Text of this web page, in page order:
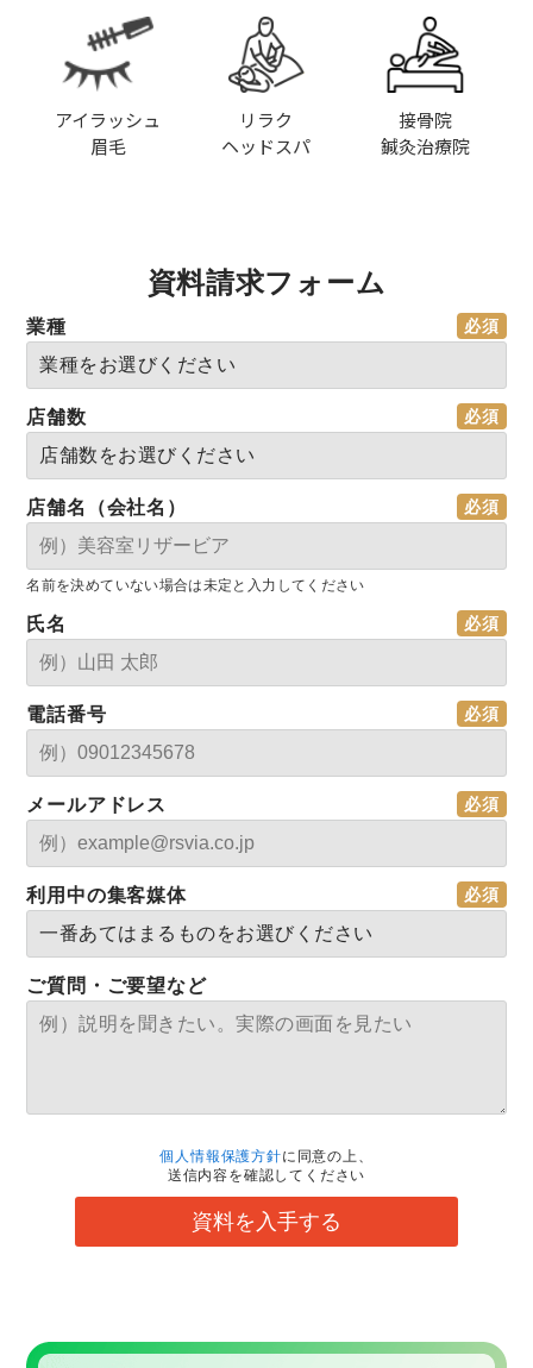
アイラッシュ
眉毛
リラク
ヘッドスパ
接骨院
鍼灸治療院
資料請求フォーム
業種
店舗数
店舗名（会社名）
名前を決めていない場合は未定と入力してください
氏名
電話番号
メールアドレス
利用中の集客媒体
ご質問・ご要望など
個人情報保護方針に同意の上、
送信内容を確認してください
資料を入手する